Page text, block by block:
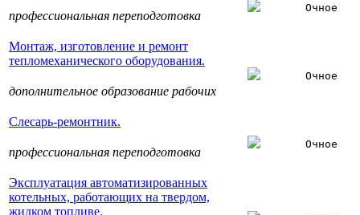
профессиональная переподготовка
Очное
Монтаж, изготовление и ремонт
тепломеханического оборудования.
дополнительное образование рабочих
Очное
Слесарь-ремонтник.
профессиональная переподготовка
Очное
Эксплуатация автоматизированных
котельных, работающих на твердом,
жидком топливе.